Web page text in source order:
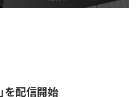
を配信開始